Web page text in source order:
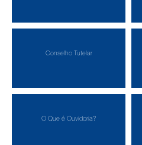
Conselho Tutelar
O Que é Ouvidoria?